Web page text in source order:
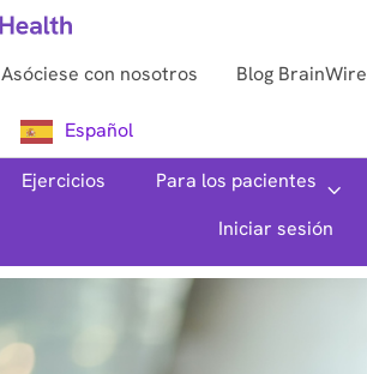
Asóciese con nosotros Blog BrainWire
Español
Ejercicios Para los pacientes
Iniciar sesión